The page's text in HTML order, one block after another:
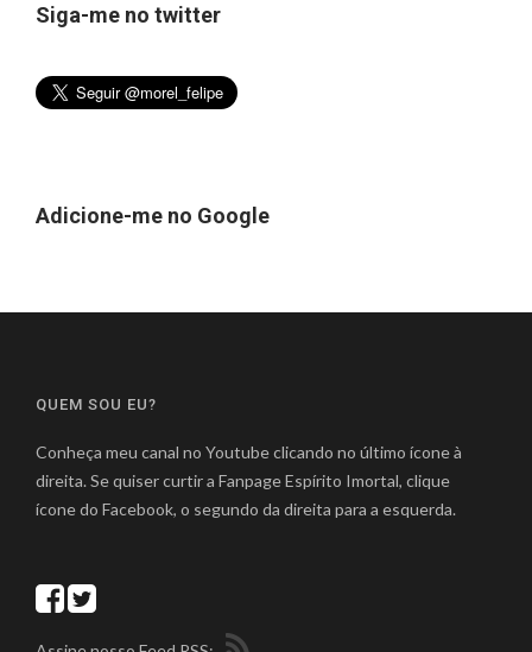
Siga-me no twitter
Adicione-me no Google
QUEM SOU EU?
Conheça meu canal no Youtube clicando no último ícone à
direita. Se quiser curtir a Fanpage Espírito Imortal, clique
ícone do Facebook, o segundo da direita para a esquerda.